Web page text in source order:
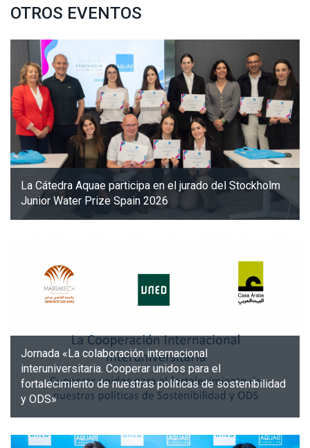
OTROS EVENTOS
La Cátedra Aquae participa en el jurado del Stockholm
Junior Water Prize Spain 2026
Jornada «La colaboración internacional
interuniversitaria. Cooperar unidos para el
fortalecimiento de nuestras políticas de sostenibilidad
y ODS»